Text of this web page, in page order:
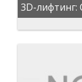
3D-лифтинг: